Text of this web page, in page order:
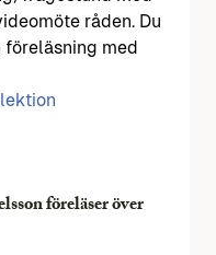
råden. Du
föreläsning med
föreläser över